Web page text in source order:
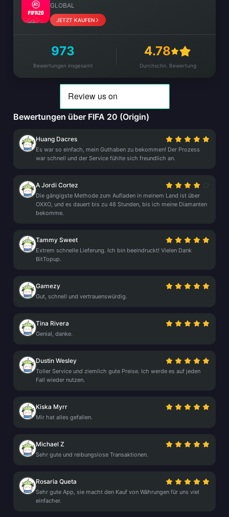
GLOBAL
JETZT KAUFEN
973
Bewertungen insgesamt
4.78
Durchschn. Bewertung
Bewertungen über FIFA 20 (Origin)
Huang Dacres
Es war so einfach, mein Guthaben zu bekommen! Der Prozess
war schnell und der Service fühlte sich freundlich an.
A Jordi Cortez
Die gängigste Methode zum Aufladen in meinem Land ist über
OXXO, und es dauert bis zu 48 Stunden, bis ich meine Diamanten
bekomme.
Tammy Sweet
Extrem schnelle Lieferung. Ich bin beeindruckt! Vielen Dank
BitTopup.
Gamezy
Gut, schnell und vertrauenswürdig.
Tina Rivera
Genial, danke.
Dustin Wesley
Toller Service und ziemlich gute Preise. Ich werde es auf jeden
Fall wieder nutzen.
Kiska Myrr
Mir hat alles gefallen.
Michael Z
Sehr gute und reibungslose Transaktionen.
Rosaria Queta
Sehr gute App, sie macht den Kauf von Währungen für uns viel
einfacher.